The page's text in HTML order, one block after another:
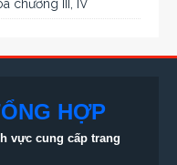
chương III, IV
HỢP
vực cung cấp trang